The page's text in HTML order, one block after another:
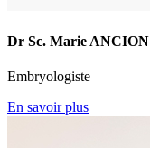
Dr Sc. Marie ANCION
Embryologiste
En savoir plus